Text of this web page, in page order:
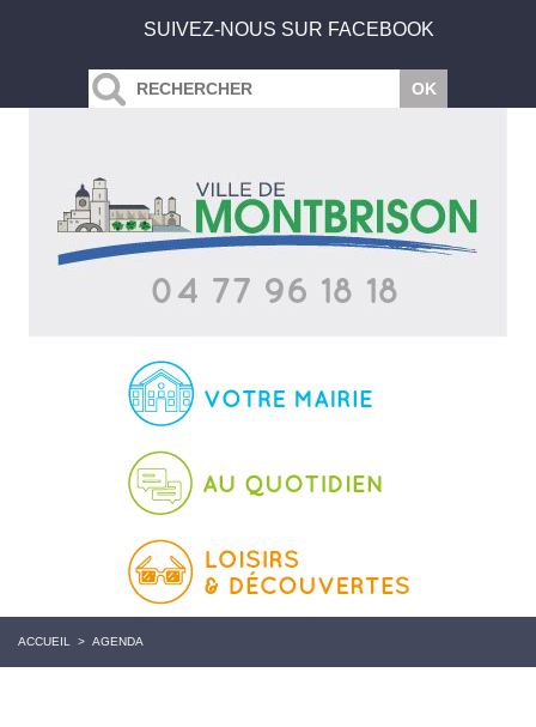
SUIVEZ-NOUS SUR FACEBOOK
ACCUEIL > AGENDA